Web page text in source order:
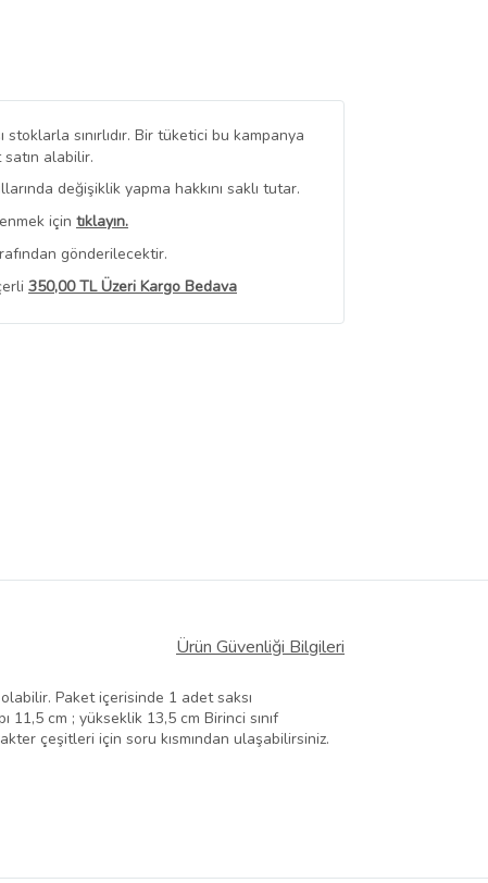
stoklarla sınırlıdır. Bir tüketici bu kampanya
alabilir.
değişiklik yapma hakkını saklı tutar.
için tıklayın.
gönderilecektir.
350,00 TL Üzeri Kargo Bedava
Ürün Güvenliği Bilgileri
Paket içerisinde 1 adet saksı
11,5 cm ; yükseklik 13,5 cm Birinci sınıf
çeşitleri için soru kısmından ulaşabilirsiniz.